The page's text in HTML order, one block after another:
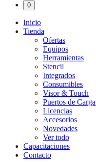
0
Inicio
Tienda
Ofertas
Equipos
Herramientas
Stencil
Integrados
Consumibles
Visor & Touch
Puertos de Carga
Licencias
Accesorios
Novedades
Ver todo
Capacitaciones
Contacto